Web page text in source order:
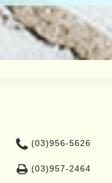
(03)956-5626
(03)957-2464